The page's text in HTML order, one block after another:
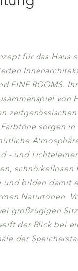
für das Haus
FINE ROOMS.
von
sorgen
- und
schnörkellosen
und bilden damit
Naturtönen.
großzügigen
der Blick bei
der